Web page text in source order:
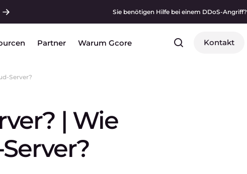
Sie benötigen Hilfe bei einem DDoS-Angriff?
Partner Warum Gcore Kontakt
Server?
| Wie